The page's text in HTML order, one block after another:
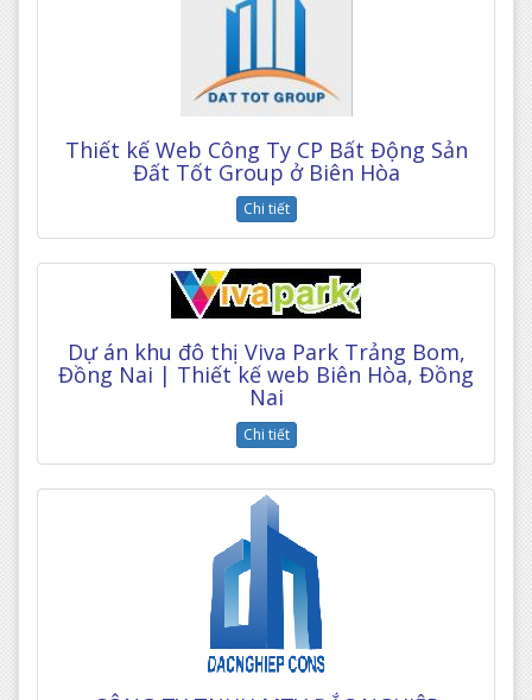
Thiết kế Web Công Ty CP Bất Động Sản
Đất Tốt Group ở Biên Hòa
Chi tiết
Dự án khu đô thị Viva Park Trảng Bom,
Đồng Nai | Thiết kế web Biên Hòa, Đồng
Nai
Chi tiết